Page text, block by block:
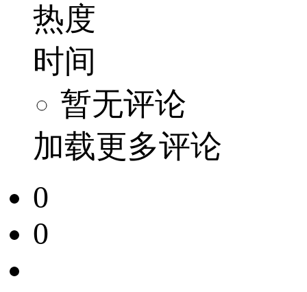
热度
时间
暂无评论
加载更多评论
0
0